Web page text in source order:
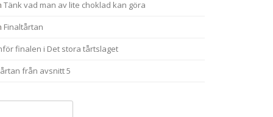
Tänk vad man av lite choklad kan göra
Finaltårtan
finalen i Det stora tårtslaget
från avsnitt 5